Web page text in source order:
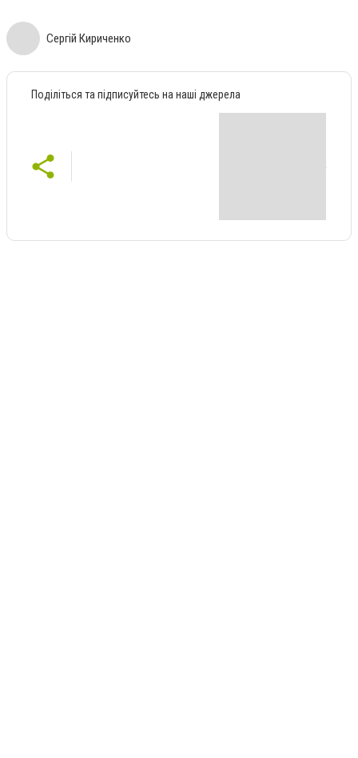
Сергій Кириченко
Поділіться та підписуйтесь на наші джерела